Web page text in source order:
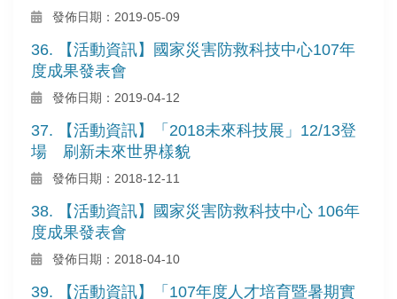
發佈日期：2019-05-09
36. 【活動資訊】國家災害防救科技中心107年
度成果發表會
發佈日期：2019-04-12
37. 【活動資訊】「2018未來科技展」12/13登
場 刷新未來世界樣貌
發佈日期：2018-12-11
38. 【活動資訊】國家災害防救科技中心 106年
度成果發表會
發佈日期：2018-04-10
39. 【活動資訊】「107年度人才培育暨暑期實